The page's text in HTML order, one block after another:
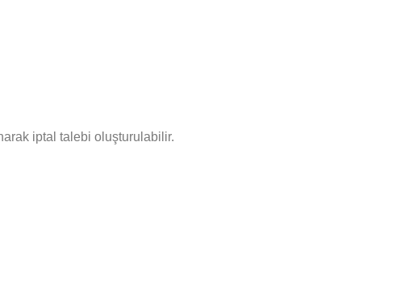
iptal talebi oluşturulabilir.